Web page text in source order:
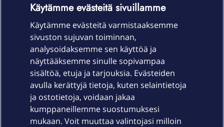
Laitteet & liittymät
Palvelut
Käytämme evästeitä sivuillamme
Käytämme evästeitä varmistaaksemme
sivuston sujuvan toiminnan,
analysoidaksemme sen käyttöä ja
näyttääksemme sinulle sopivampaa
sisältöä, etuja ja tarjouksia. Evästeiden
avulla kerättyjä tietoja, kuten selaintietoja
ja ostotietoja, voidaan jakaa
kumppaneillemme suostumuksesi
mukaan. Voit muuttaa valintojasi milloin